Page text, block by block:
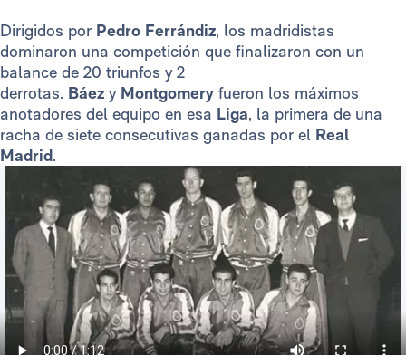
Dirigidos por Pedro Ferrándiz, los madridistas
dominaron una competición que finalizaron con un
balance de 20 triunfos y 2
derrotas. Báez y Montgomery fueron los máximos
anotadores del equipo en esa Liga, la primera de una
racha de siete consecutivas ganadas por el Real
Madrid.